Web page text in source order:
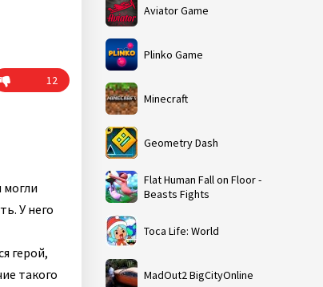
Aviator Game
Plinko Game
Minecraft
Geometry Dash
Flat Human Fall on Floor -
Beasts Fights
Toca Life: World
MadOut2 BigCityOnline
12
У него
герой,
такого